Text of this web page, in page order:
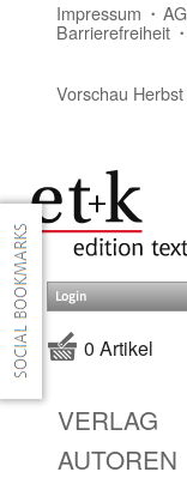
Impressum
Barrierefreiheit
Vorschau
Login
0 Artikel
VERLAG
AUTOREN